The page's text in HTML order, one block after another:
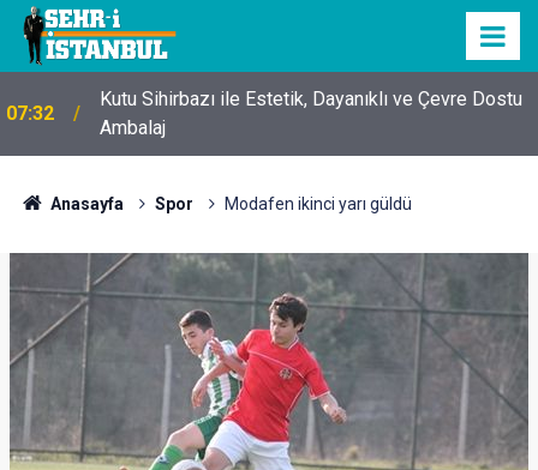
07:32
Kutu Sihirbazı ile Estetik, Dayanıklı ve Çevre Dostu
Ambalaj
Anasayfa Spor Modafen ikinci yarı güldü